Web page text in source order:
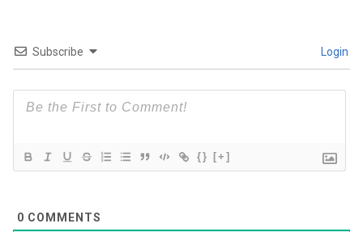
Subscribe Login
{} [+]
0 COMMENTS